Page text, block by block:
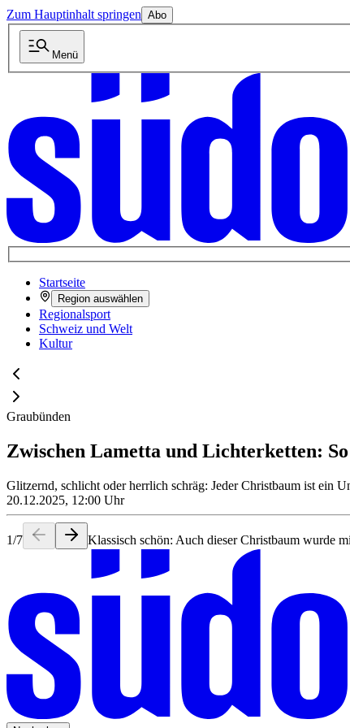
Zum Hauptinhalt springen Abo
Menü
Startseite
Region auswählen
Regionalsport
Schweiz und Welt
Kultur
Graubünden
Zwischen Lametta und Lichterketten:
Glitzernd, schlicht oder herrlich schräg: Jeder Christbaum ist ein
20.12.2025, 12:00 Uhr
1/7 Klassisch schön: Auch dieser Christbaum wurde